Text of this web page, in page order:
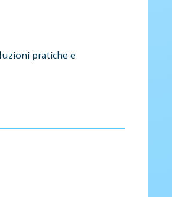
pratiche e